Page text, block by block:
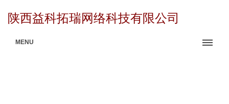
陕西益科拓瑞网络科技有限公司
MENU